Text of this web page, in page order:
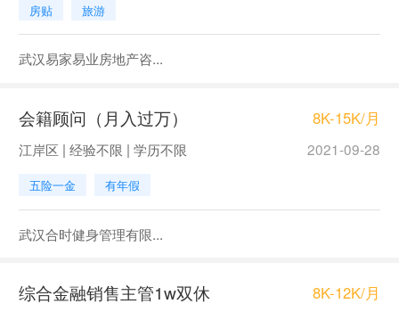
房贴 旅游
武汉易家易业房地产咨...
会籍顾问（月入过万） 8K-15K/月
江岸区 | 经验不限 | 学历不限 2021-09-28
五险一金 有年假
武汉合时健身管理有限...
综合金融销售主管1w双休 8K-12K/月